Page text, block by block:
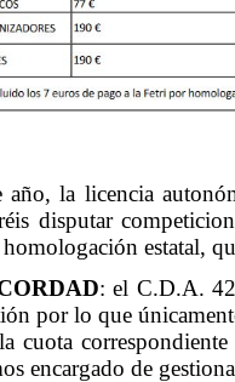
año, la licencia
disputar
estatal,
: el C.D.A.
por lo que
cuota
encargado de